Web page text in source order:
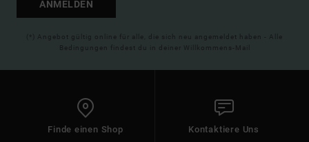
ANMELDEN
(*) Angebot gültig online für alle, die sich neu angemeldet haben - Alle
Bedingungen findest du in deiner Willkommens-Mail
Finde einen Shop Kontaktiere Uns